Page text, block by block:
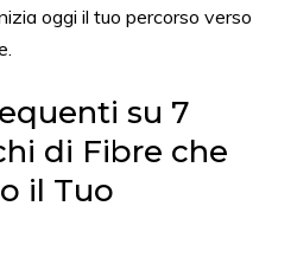
oggi il tuo percorso verso
su 7
di Fibre che
il Tuo